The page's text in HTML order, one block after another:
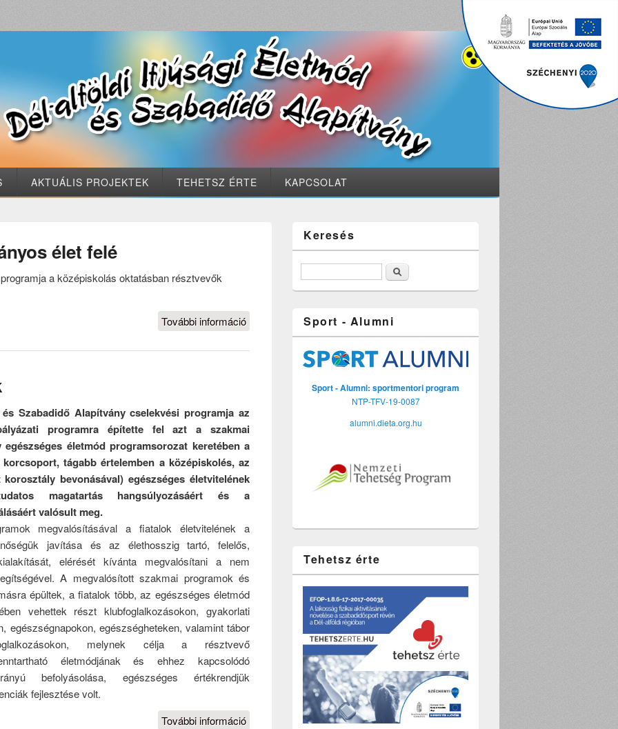
AKTUÁLIS PROJEKTEK TEHETSZ ÉRTE KAPCSOLAT
élet felé
a középiskolás oktatásban résztvevők
További információ
tudományos
élet felé
Szabadidő Alapítvány cselekvési programja az
programra építette fel azt a szakmai
életmód programsorozat keretében a
tágabb értelemben a középiskolés, az
bevonásával) egészséges életvitelének
magatartás hangsúlyozásáért és a
valósult meg.
megvalósításával a fiatalok életvitelének a
javítása és az élethosszig tartó, felelős,
elérését kívánta megvalósítani a nem
A megvalósított szakmai programok és
épültek, a fiatalok több, az egészséges életmód
vehettek részt klubfoglalkozásokon, gyakorlati
egészségnapokon, egészségheteken, valamint tábor
melynek célja a résztvevő
életmódjának és ehhez kapcsolódó
befolyásolása, egészséges értékrendjük
fejlesztése volt.
További információ
Keresés
Keresés
Sport - Alumni
Sport - Alumni: sportmentori program
NTP-TFV-19-0087
alumni.dieta.org.hu
Tehetsz érte